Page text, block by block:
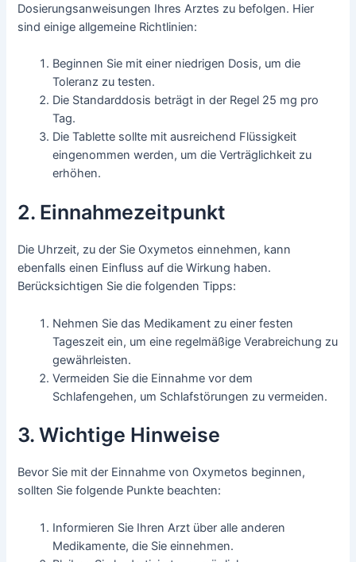
Dosierungsanweisungen Ihres Arztes zu befolgen. Hier
sind einige allgemeine Richtlinien:
Beginnen Sie mit einer niedrigen Dosis, um die
Toleranz zu testen.
Die Standarddosis beträgt in der Regel 25 mg pro
Tag.
Die Tablette sollte mit ausreichend Flüssigkeit
eingenommen werden, um die Verträglichkeit zu
erhöhen.
2. Einnahmezeitpunkt
Die Uhrzeit, zu der Sie Oxymetos einnehmen, kann
ebenfalls einen Einfluss auf die Wirkung haben.
Berücksichtigen Sie die folgenden Tipps:
Nehmen Sie das Medikament zu einer festen
Tageszeit ein, um eine regelmäßige Verabreichung zu
gewährleisten.
Vermeiden Sie die Einnahme vor dem
Schlafengehen, um Schlafstörungen zu vermeiden.
3. Wichtige Hinweise
Bevor Sie mit der Einnahme von Oxymetos beginnen,
sollten Sie folgende Punkte beachten:
Informieren Sie Ihren Arzt über alle anderen
Medikamente, die Sie einnehmen.